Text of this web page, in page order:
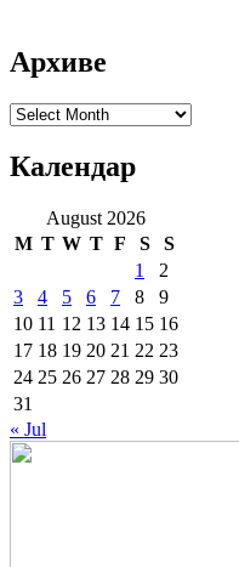
Архиве
Архиве
Календар
August 2026
M T W T F S
S
1
2
3
4 5 6 7 8
9
10 11 12 13 14 15 16
17 18 19 20 21 22 23
24 25 26 27 28 29 30
31
« Jul